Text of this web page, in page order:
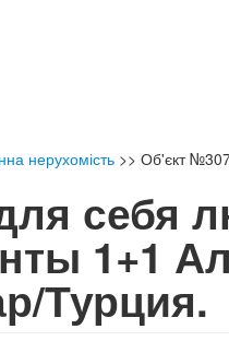
нерухомість >> Об'єкт
себя
1+1
Турция.